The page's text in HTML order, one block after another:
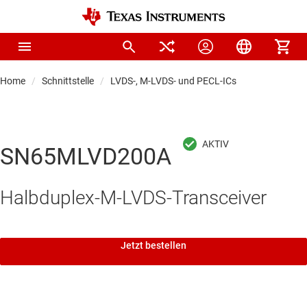
Home Schnittstelle LVDS-, M-LVDS- und PECL-ICs
SN65MLVD200A
Halbduplex-M-LVDS-Transceiver
Jetzt bestellen